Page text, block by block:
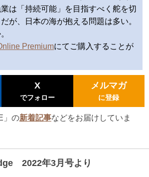
は「持続可能」を目指すべく舵を切
が、日本の海が抱える問題は多い。
Premiumにてご購入することが
X
でフォロー
メルマガ
に登録
」の新着記事などをお届けしていま
2022年3月号より